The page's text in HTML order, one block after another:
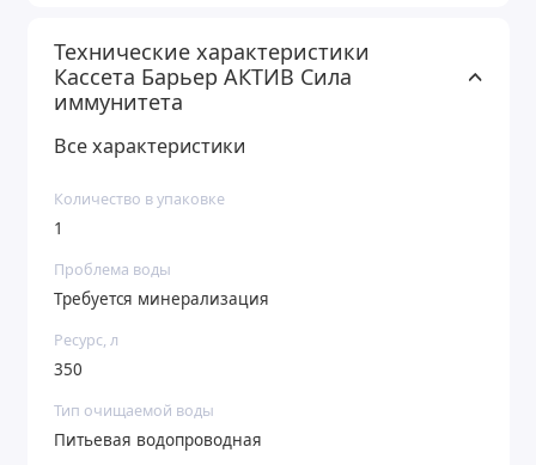
Любая кассета БАРЬЕР подходит ко всем фильтрам-
кувшинам БАРЬЕР
Технические характеристики
Кассета Барьер АКТИВ Сила
иммунитета
Все характеристики
Количество в упаковке
1
Проблема воды
Требуется минерализация
Ресурс, л
350
Тип очищаемой воды
Питьевая водопроводная